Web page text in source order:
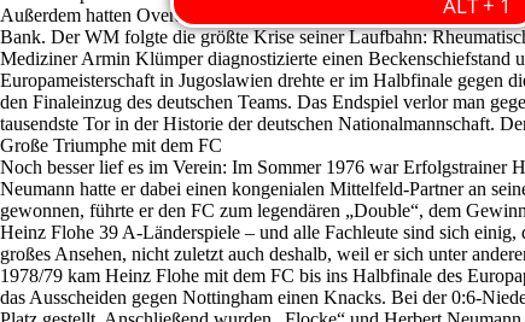
Außerdem hatten Overath und Netzer eine große Lobby“, sagte
Bank. Der WM folgte die größte Krise seiner Laufbahn:
Mediziner Armin Klümper diagnostizierte einen Beckenschiefstand
Europameisterschaft in Jugoslawien drehte er im Halbfinale gegen
den Finaleinzug des deutschen Teams. Das Endspiel verlor man
tausendste Tor in der Historie der deutschen Nationalmannschaft.
Große Triumphe mit dem FC
Noch besser lief es im Verein: Im Sommer 1976 war Erfolgstrainer
Neumann hatte er dabei einen kongenialen Mittelfeld-Partner an
gewonnen, führte er den FC zum legendären „Double“, dem
Heinz Flohe 39 A-Länderspiele – und alle Fachleute sind sich einig,
großes Ansehen, nicht zuletzt auch deshalb, weil er sich unter
1978/79 kam Heinz Flohe mit dem FC bis ins Halbfinale des
das Ausscheiden gegen Nottingham einen Knacks. Bei der 0:6-